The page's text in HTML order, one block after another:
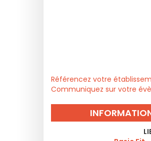
Référencez votre
Communiquez sur votre